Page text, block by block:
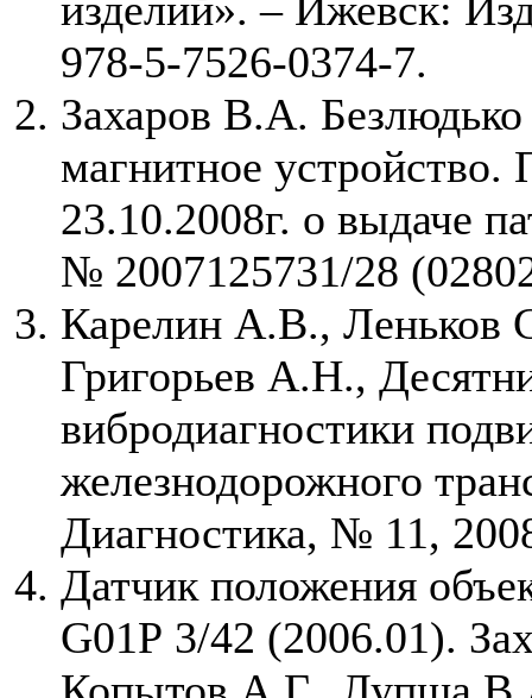
изделий». – Ижевск:
978-5-7526-0374-7.
Захаров В.А.
магнитное
23.10.2008г. о выдаче
№ 2007125731/28
Карелин А.В.,
Григорьев А.Н.,
вибродиагностики
железнодорожного
Диагностика, № 11,
Датчик положения
G01Р 3/42 (2006.01).